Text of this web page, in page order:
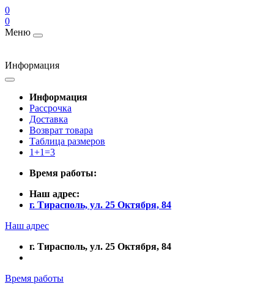
0
0
Меню
Информация
Информация
Рассрочка
Доставка
Возврат товара
Таблица размеров
1+1=3
Время работы:
Наш адрес:
г. Тирасполь, ул. 25 Октября, 84
Наш адрес
г. Тирасполь, ул. 25 Октября, 84
Время работы